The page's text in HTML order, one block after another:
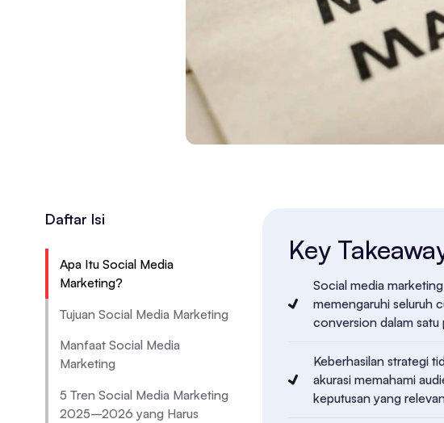
Daftar Isi
Apa Itu Social Media
Marketing?
Tujuan Social Media Marketing
Manfaat Social Media
Marketing
5 Tren Social Media Marketing
2025–2026 yang Harus
Key
Social media
memengaruhi seluruh
conversion dalam satu
Keberhasilan strategi
akurasi memahami
keputusan yang